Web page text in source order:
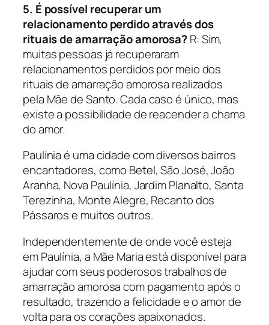
5. É possível recuperar um
relacionamento perdido através dos
rituais de amarração amorosa?R: Sim,
muitas pessoas já recuperaram
relacionamentos perdidos por meio dos
rituais de amarração amorosa realizados
pela Mãe de Santo. Cada caso é único, mas
existe a possibilidade de reacender a chama
do amor.
Paulínia é uma cidade com diversos bairros
encantadores, como Betel, São José, João
Aranha, Nova Paulínia, Jardim Planalto, Santa
Terezinha, Monte Alegre, Recanto dos
Pássaros e muitos outros.
Independentemente de onde você esteja
em Paulínia, a Mãe Maria está disponível para
ajudar com seus poderosos trabalhos de
amarração amorosa com pagamento após o
resultado, trazendo a felicidade e o amor de
volta para os corações apaixonados.